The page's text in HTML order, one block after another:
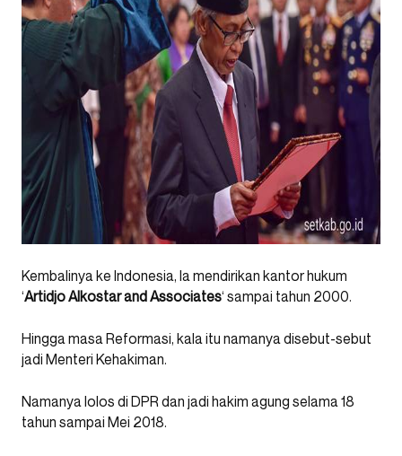
Kembalinya ke Indonesia, Ia mendirikan kantor hukum
‘Artidjo Alkostar and Associates‘ sampai tahun 2000.
Hingga masa Reformasi, kala itu namanya disebut-sebut
jadi Menteri Kehakiman.
Namanya lolos di DPR dan jadi hakim agung selama 18
tahun sampai Mei 2018.